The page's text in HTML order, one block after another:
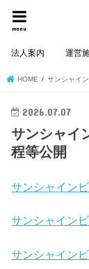
menu
法人案内 運営
HOME サンシャイ
2026.07.07
サンシャ
程等公開
サンシャイン
サンシャイン
サンシャイン